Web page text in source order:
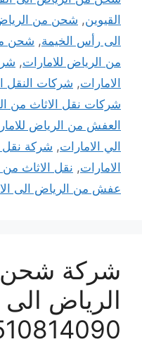
القيوين, شحن من
الى رأس الخيمة, شحن
من الرياض للامارات,
الامارات, شركات النقل
شركات نقل الاثاث من
العفش من الرياض
الي الامارات, شركة
الامارات, نقل الاثاث من
عفش من الرياض الى
شركة
الرياض الى